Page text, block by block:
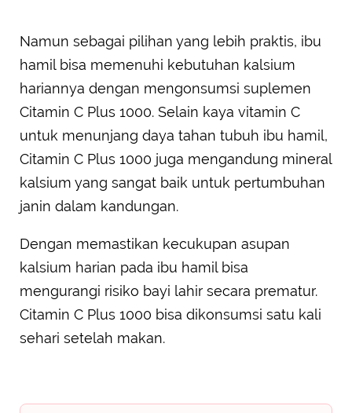
Namun sebagai pilihan yang lebih praktis, ibu
hamil bisa memenuhi kebutuhan kalsium
hariannya dengan mengonsumsi suplemen
Citamin C Plus 1000. Selain kaya vitamin C
untuk menunjang daya tahan tubuh ibu hamil,
Citamin C Plus 1000 juga mengandung mineral
kalsium yang sangat baik untuk pertumbuhan
janin dalam kandungan.
Dengan memastikan kecukupan asupan
kalsium harian pada ibu hamil bisa
mengurangi risiko bayi lahir secara prematur.
Citamin C Plus 1000 bisa dikonsumsi satu kali
sehari setelah makan.